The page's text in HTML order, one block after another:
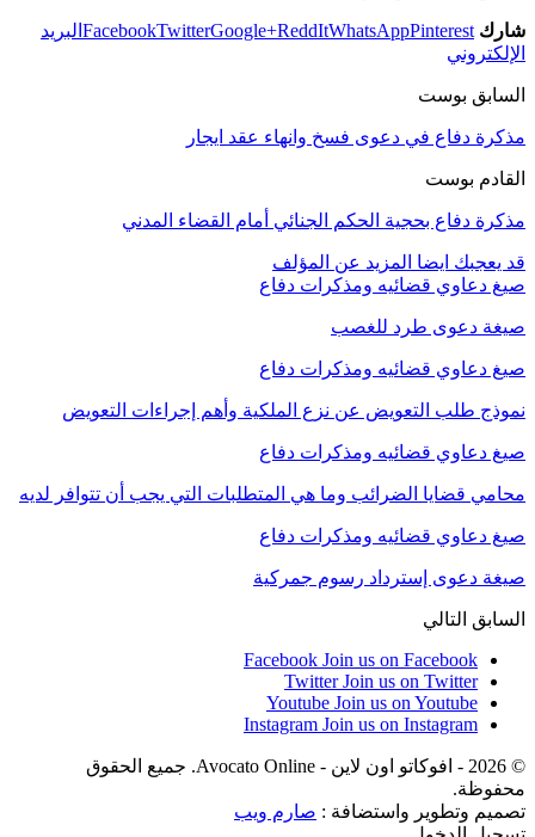
شارك FacebookTwitterGoogle+ReddItWhatsAppPinterest
البريد
الإلكتروني
السابق بوست
مذكرة دفاع في دعوى فسخ وانهاء عقد ايجار
القادم بوست
مذكرة دفاع بحجية الحكم الجنائي أمام القضاء المدني
قد يعجبك ايضا المزيد عن المؤلف
صيغ دعاوي قضائيه ومذكرات دفاع
صيغة دعوى طرد للغصب
صيغ دعاوي قضائيه ومذكرات دفاع
نموذج طلب التعويض عن نزع الملكية وأهم إجراءات التعويض
صيغ دعاوي قضائيه ومذكرات دفاع
محامي قضايا الضرائب وما هي المتطلبات التي يجب أن تتوافر لديه
صيغ دعاوي قضائيه ومذكرات دفاع
صيغة دعوى إسترداد رسوم جمركية
السابق التالي
Facebook Join us on Facebook
Twitter Join us on Twitter
Youtube Join us on Youtube
Instagram Join us on Instagram
© 2026 - افوكاتو اون لاين - Avocato Online. جميع الحقوق
محفوظة.
تصميم وتطوير واستضافة : صارم ويب